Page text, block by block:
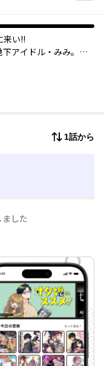
い――!!
アイドル・みみ。や
ラーコメディ♡
1話から
した